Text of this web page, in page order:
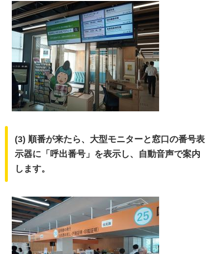
(3) 順番が来たら、大型モニターと窓口の番号表
示器に「呼出番号」を表示し、自動音声で案内
します。